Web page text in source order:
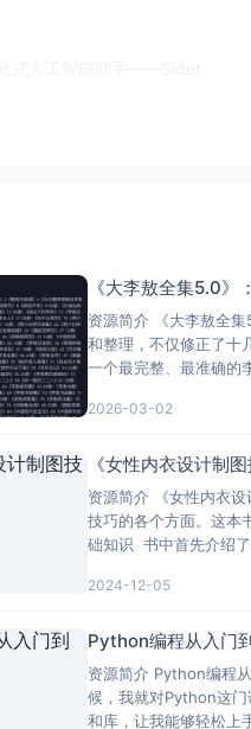
《大李敖全集5.0》
资源简介 《大李敖全
和整理，不仅修正了十
一个最完整、最准确的
2026-03-02
《女性内衣设计制
资源简介 《女性内衣
技巧的各个方面。这本
础知识 书中首先介绍
2024-12-05
Python编程从入门
资源简介 Python编程
候，我就对Python这门
和库，让我能够轻松上